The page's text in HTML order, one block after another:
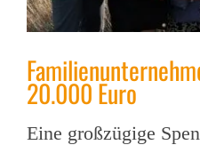
20.000 Euro
Eine großzügige